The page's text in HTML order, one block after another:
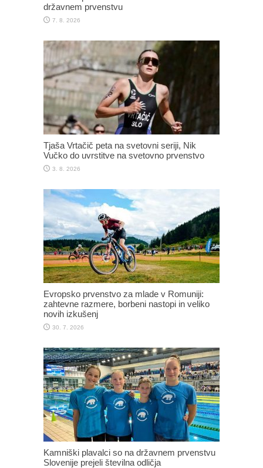
državnem prvenstvu
7. 8. 2026
Tjaša Vrtačič peta na svetovni seriji, Nik
Vučko do uvrstitve na svetovno prvenstvo
3. 8. 2026
Evropsko prvenstvo za mlade v Romuniji:
zahtevne razmere, borbeni nastopi in veliko
novih izkušenj
30. 7. 2026
Kamniški plavalci so na državnem prvenstvu
Slovenije prejeli številna odličja